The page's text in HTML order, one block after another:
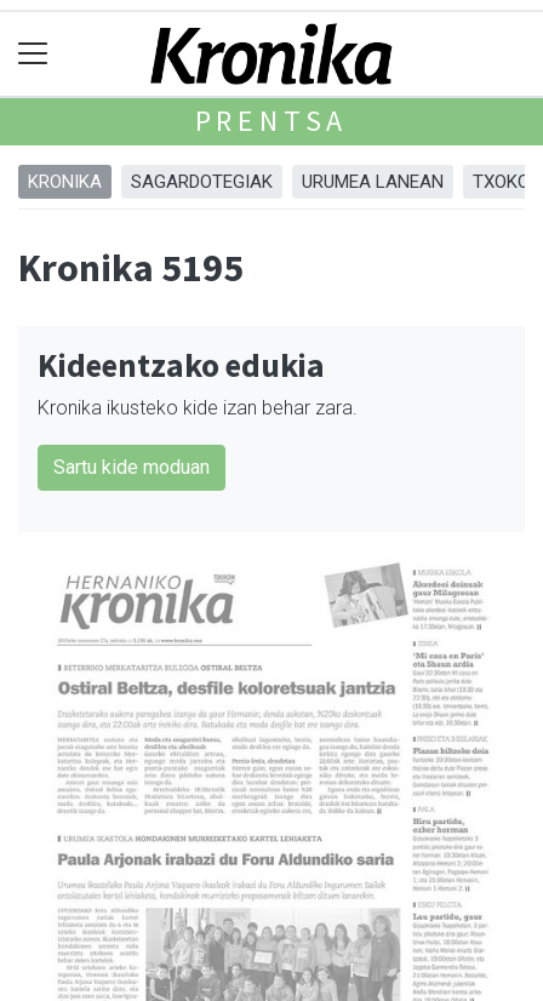
PRENTSA
KRONIKA SAGARDOTEGIAK URUMEA LANEAN
Kronika 5195
Kideentzako edukia
Kronika ikusteko kide izan behar zara.
Sartu kide moduan